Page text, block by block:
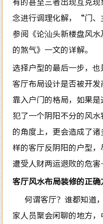
念进行调理化解，“门、
参阅《论汕头新楼盘风
的煞气》一文的详解。
选择户型的最后一步，
客厅布局设计是否被开
靠入户门的格局，如果
犯了一个阴阳不分的风
的角度上，更会造成了
样的客厅反阴阳的户型
遭受人财两运退败的危
客厅风水布局装修的正确
何谓客厅？谁都知道
家人员聚会闲聊的地方